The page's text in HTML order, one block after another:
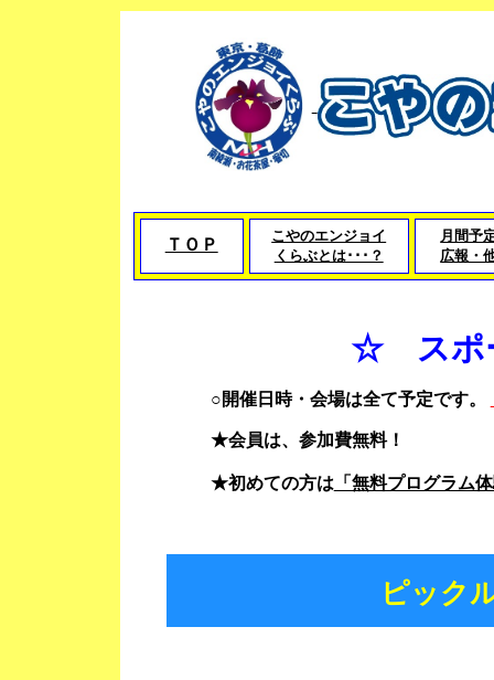
ＴＯＰ
こやのエンジョイ
くらぶとは･･･？
月間予
広報・
☆ スポ
○開催日時・会場は全て予定です。
★会員は、参加費無料！
★初めての方は 「無料プログラム
ピッ